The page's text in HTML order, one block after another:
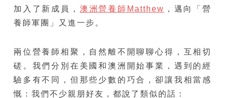
加入了新成員， 澳洲營養師Matthew ，邁向「營
養師軍團」又進一步。
兩位營養師相聚，自然離不開聊聊心得，互相切
磋。我們分別在美國和澳洲開始事業，遇到的經
驗多有不同，但那些少數的巧合，卻讓我相當感
慨：我們不少親朋好友，都說了類似的話：